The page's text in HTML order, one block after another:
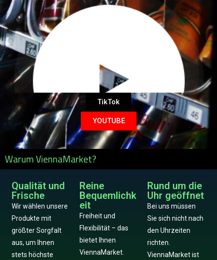
TikTok
YOUTUBE
Warum ViennaMarket?
Qualität und
Frische
Wir wählen unsere
Produkte mit
größter Sorgfalt
aus, um Ihnen
stets höchste
Reine
Bequemlichk
eit
Freiheit und
Flexibilität – das
bietet Ihnen
ViennaMarket.
Rund um die
Uhr geöffnet
Bei uns müssen
Sie sich nicht nach
den Uhrzeiten
richten.
ViennaMarket ist